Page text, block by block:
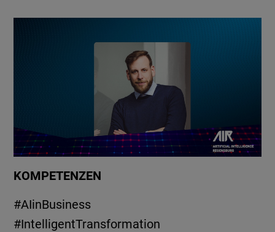
KOMPETENZEN
#AIinBusiness
#IntelligentTransformation